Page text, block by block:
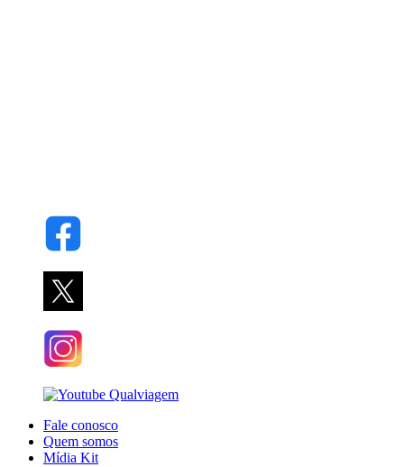
Fale conosco
Quem somos
Mídia Kit